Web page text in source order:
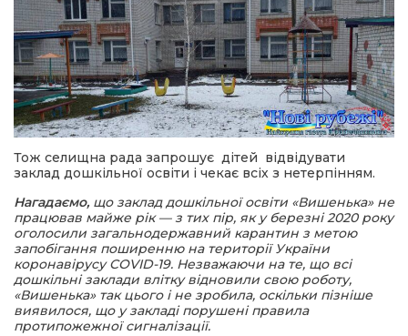
Тож селищна рада запрошує дітей відвідувати
заклад дошкільної освіти і чекає всіх з нетерпінням.
Нагадаємо, що заклад дошкільної освіти «Вишенька» не
працював майже рік — з тих пір, як у березні 2020 року
оголосили загальнодержавний карантин з метою
запобігання поширенню на території України
коронавірусу COVID-19. Незважаючи на те, що всі
дошкільні заклади влітку відновили свою роботу,
«Вишенька» так цього і не зробила, оскільки пізніше
виявилося, що у закладі порушені правила
протипожежної сигналізації.